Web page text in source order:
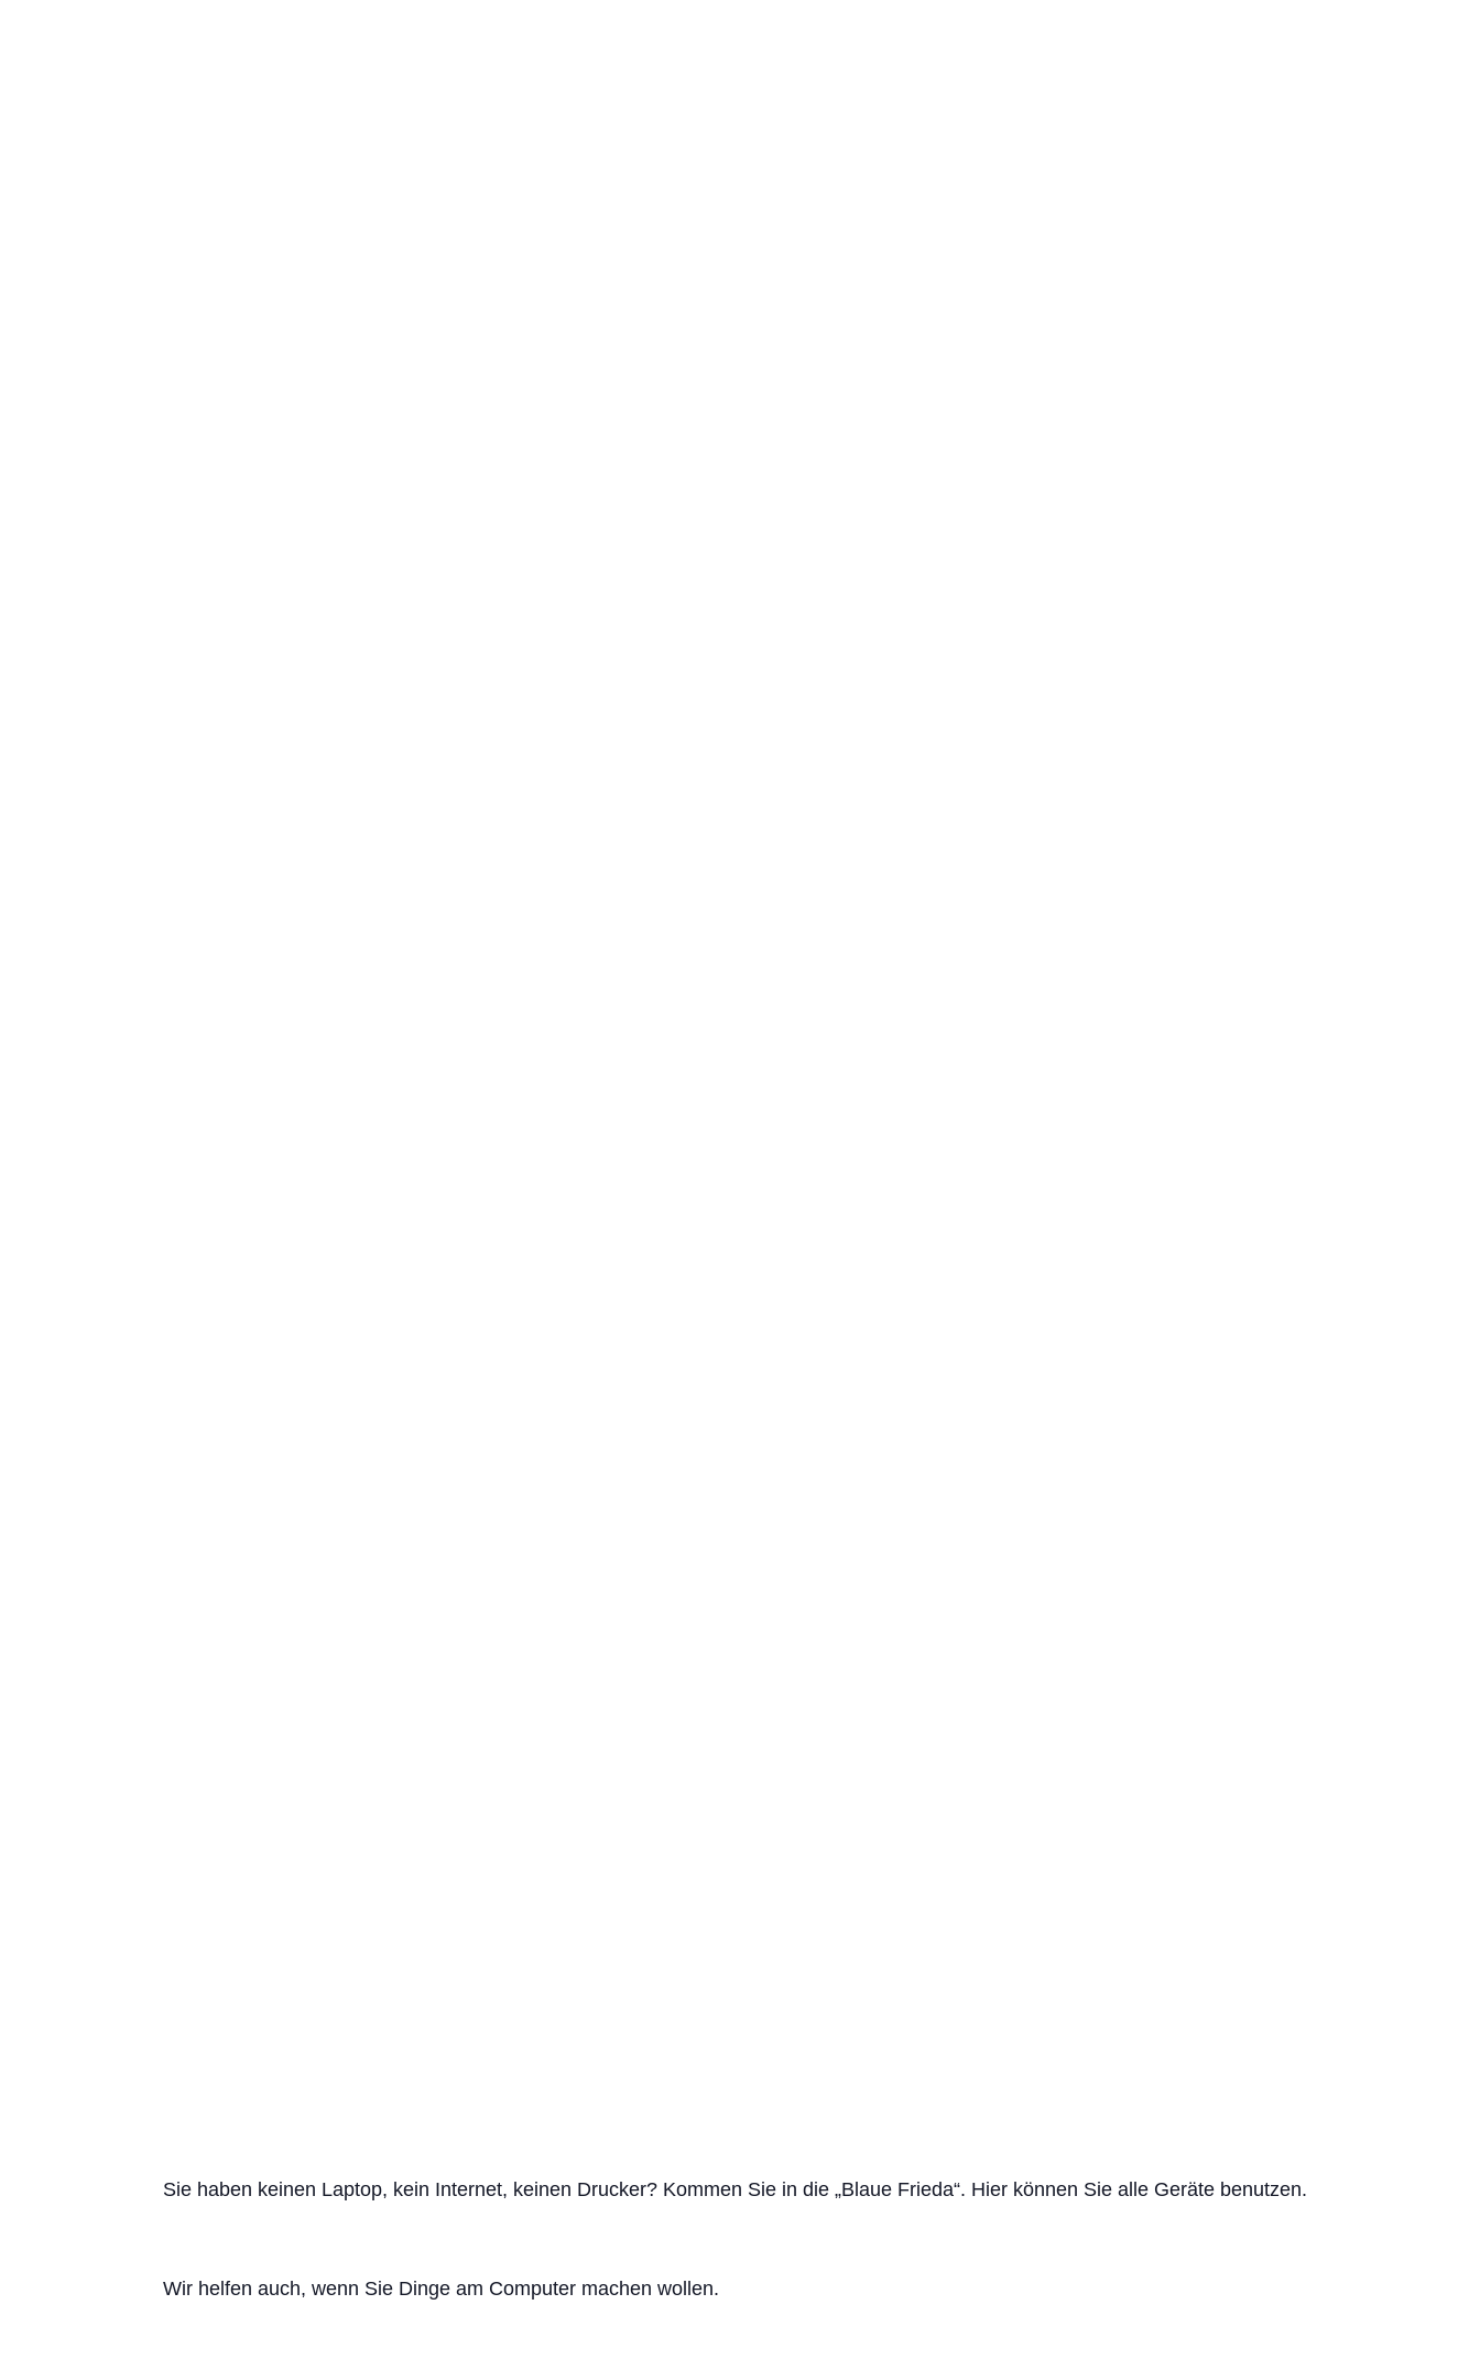
Sie haben keinen Laptop, kein Internet, keinen Drucker? Kommen Sie in die „Blaue Frieda“. Hier können Sie alle Geräte benutzen.
Wir helfen auch, wenn Sie Dinge am Computer machen wollen.